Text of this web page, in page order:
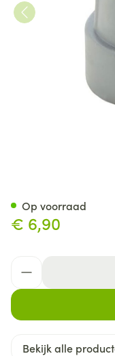
€ 6,90
Op voorraad
Bekijk alle